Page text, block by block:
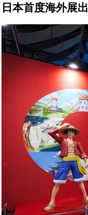
日本首度海外展出